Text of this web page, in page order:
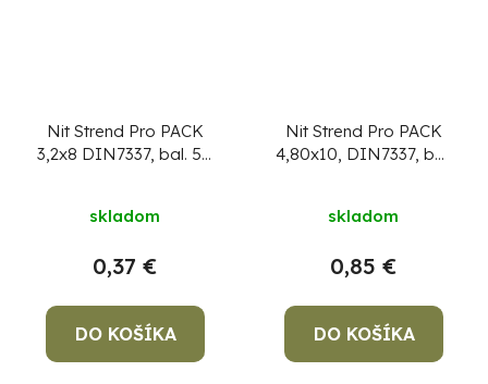
Nit Strend Pro PACK
3,2x8 DIN7337, bal. 50
skladom
0,37 €
DO KOŠÍKA
Nit Strend Pro PACK
4,80x10, DIN7337, bal.
skladom
0,85 €
DO KOŠÍKA